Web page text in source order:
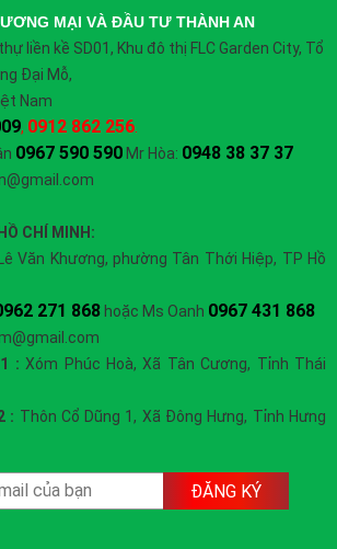
MẠI VÀ ĐẦU TƯ THÀNH AN
liền kề SD01, Khu đô thị FLC Garden City, Tổ
Đại Mỗ,
Nam
, 0912 862 256
0967 590 590Mr Hòa: 0948 38 37 37
CHÍ MINH:
Văn Khương, phường Tân Thới Hiệp, TP Hồ
271 868hoặc Ms Oanh 0967 431 868
: Xóm Phúc Hoà, Xã Tân Cương, Tỉnh Thái
: Thôn Cổ Dũng 1, Xã Đông Hưng, Tỉnh Hưng
ĐĂNG KÝ